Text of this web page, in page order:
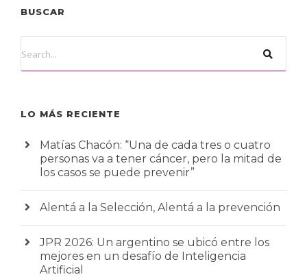
BUSCAR
LO MÁS RECIENTE
Matías Chacón: “Una de cada tres o cuatro
personas va a tener cáncer, pero la mitad de
los casos se puede prevenir”
Alentá a la Selección, Alentá a la prevención
JPR 2026: Un argentino se ubicó entre los
mejores en un desafío de Inteligencia
Artificial